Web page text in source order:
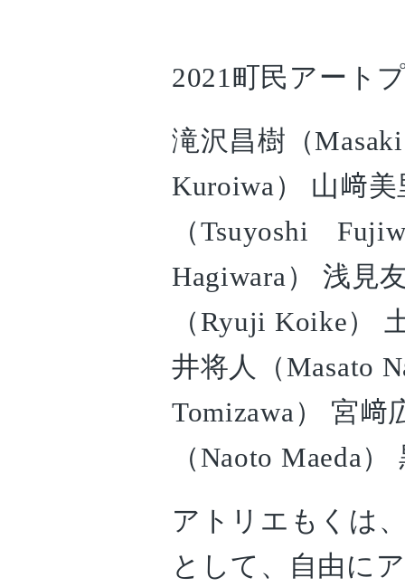
2021町民アート
滝沢昌樹（
Kuroiwa） 山﨑
（Tsuyoshi
Hagiwara） 浅見
（Ryuji Koike）
井将人（Masato
Tomizawa） 宮﨑
（Naoto Maeda
アトリエもくは
として、自由に